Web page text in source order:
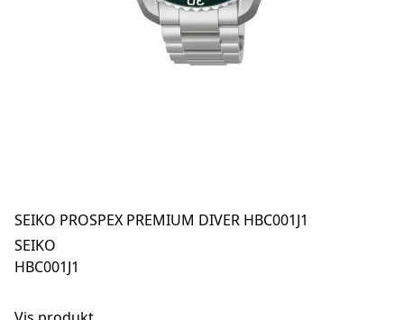
SEIKO PROSPEX PREMIUM DIVER HBC001J1
SEIKO
HBC001J1